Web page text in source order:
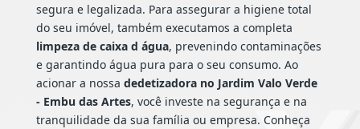
segura e legalizada. Para assegurar a higiene total
do seu imóvel, também executamos a completa
limpeza de caixa d água, prevenindo contaminações
e garantindo água pura para o seu consumo. Ao
acionar a nossa dedetizadora no Jardim Valo Verde
- Embu das Artes, você investe na segurança e na
tranquilidade da sua família ou empresa. Conheça